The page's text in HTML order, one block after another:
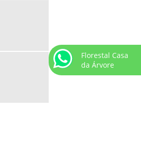
Florestal Casa
da Árvore